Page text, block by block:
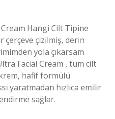
Cream Hangi Cilt Tipine
çerçeve çizilmiş, derin
yola çıkarsam
Facial Cream , tüm cilt
hafif formülü
yaratmadan hızlıca emilir
sağlar.